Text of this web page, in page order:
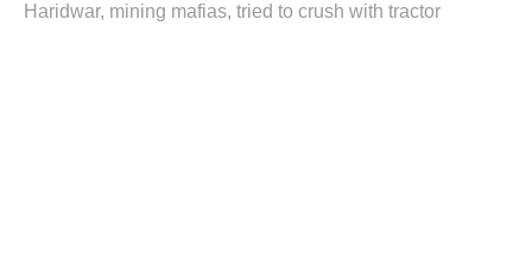
Haridwar mining mafias tried to crush with tractor